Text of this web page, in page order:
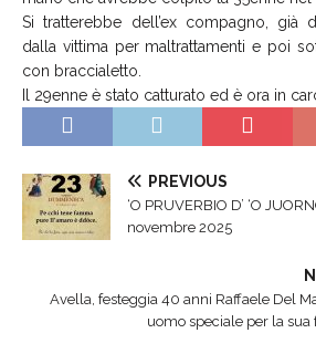
Si tratterebbe dell’ex compagno, già
dalla vittima per maltrattamenti e poi
con braccialetto.
Il 29enne è stato catturato ed è ora in
PREVIOUS
‘O PRUVERBIO D’ ‘O
novembre 2025
Avella, festeggia 40 anni Raffaele Del
uomo speciale per la sua